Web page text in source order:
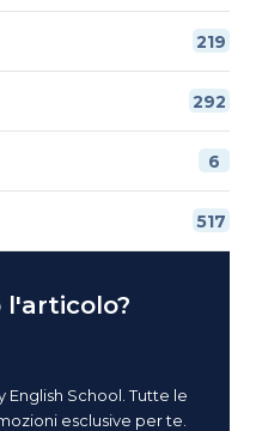
219
292
6
517
l'articolo?
English School. Tutte le
esclusive per te.